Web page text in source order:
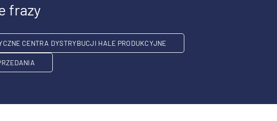
frazy
CENTRA DYSTRYBUCJI HALE PRODUKCYJNE